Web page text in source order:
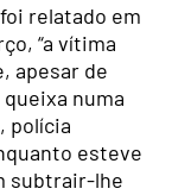
relatado em
“a vítima
apesar de
numa
polícia
esteve
subtrair-lhe